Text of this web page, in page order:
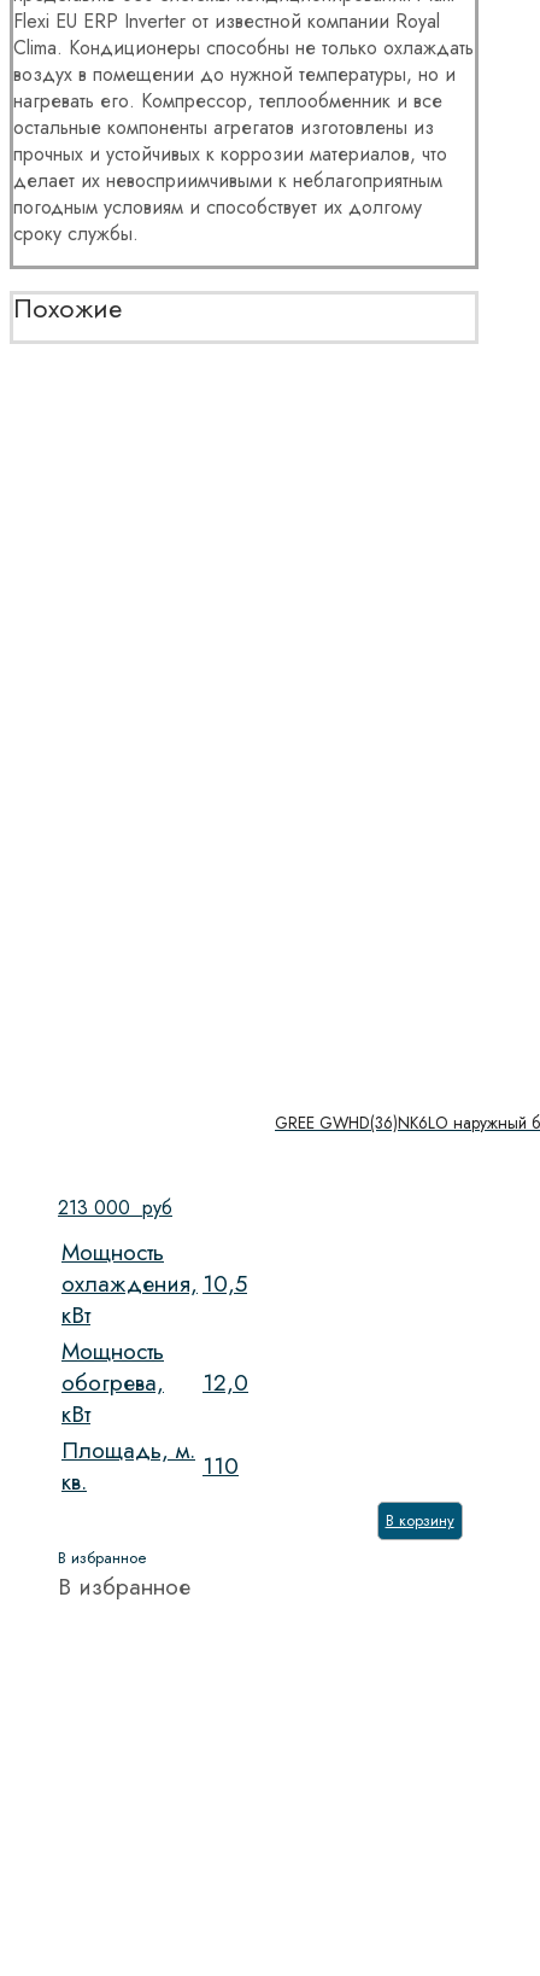
Flexi EU ERP Inverter от известной компании Royal
Clima. Кондиционеры способны не только охлаждать
воздух в помещении до нужной температуры, но и
нагревать его. Компрессор, теплообменник и все
остальные компоненты агрегатов изготовлены из
прочных и устойчивых к коррозии материалов, что
делает их невосприимчивыми к неблагоприятным
погодным условиям и способствует их долгому
сроку службы.
Похожие
GREE GWHD(36)NK6LO наружный
213 000 руб
Мощность
охлаждения,
кВт
10,5
Мощность
обогрева,
кВт
12,0
Площадь, м.
кв.
110
В корзину
В избранное
В избранное